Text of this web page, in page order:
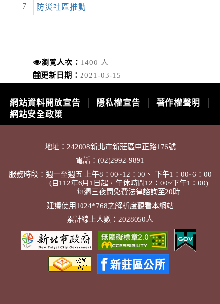
7
防災社區推動
瀏覽人次： 1400 人
更新日期： 2021-03-15
網站資料開放宣告 隱私權宣告 著作權聲明
網站安全政策
地址：242008新北市新莊區中正路176號
電話：(02)2992-9891
服務時段：週一至週五 上午8：00~12：00、 下午1：00~6：00
(自112年6月1日起，午休時間12：00~下午1：00)
每週三夜間免費法律諮詢至20時
建議使用1024*768之解析度觀看本網站
累計線上人數：2028050人